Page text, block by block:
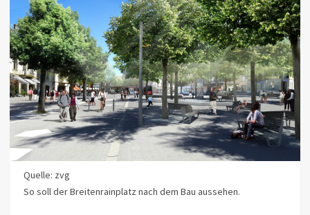
Quelle: zvg
So soll der Breitenrainplatz nach dem Bau aussehen.